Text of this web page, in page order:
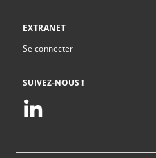
EXTRANET
Se connecter
SUIVEZ-NOUS !